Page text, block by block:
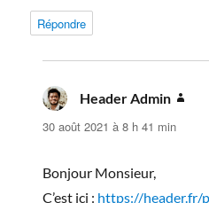
Répondre
Header Admin
30 août 2021 à 8 h 41 min
Bonjour Monsieur,
C’est ici : https://header.fr/